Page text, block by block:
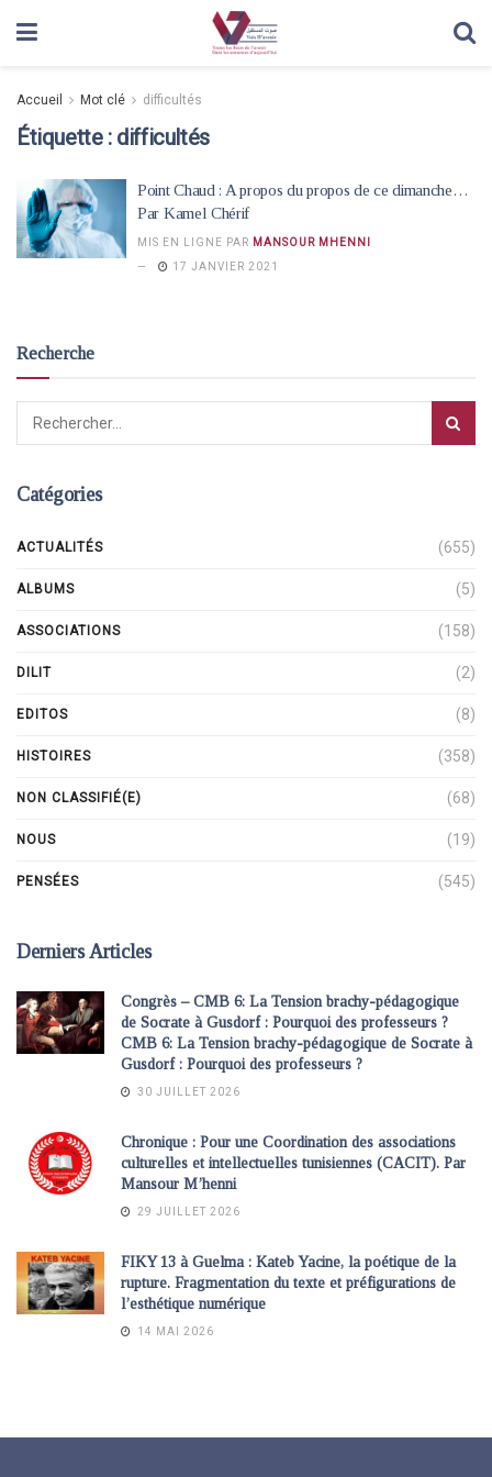
Accueil Mot clé difficultés
Étiquette : difficultés
Point Chaud : A propos du propos de ce dimanche…
Par Kamel Chérif
MIS EN LIGNE PAR MANSOUR MHENNI
17 JANVIER 2021
Recherche
Catégories
ACTUALITÉS (655)
ALBUMS (5)
ASSOCIATIONS (158)
DILIT (2)
EDITOS (8)
HISTOIRES (358)
NON CLASSIFIÉ(E) (68)
NOUS (19)
PENSÉES (545)
Derniers Articles
Congrès – CMB 6: La Tension brachy-pédagogique
de Socrate à Gusdorf : Pourquoi des professeurs ?
CMB 6: La Tension brachy-pédagogique de Socrate à
Gusdorf : Pourquoi des professeurs ?
30 JUILLET 2026
Chronique : Pour une Coordination des associations
culturelles et intellectuelles tunisiennes (CACIT). Par
Mansour M’henni
29 JUILLET 2026
FIKY 13 à Guelma : Kateb Yacine, la poétique de la
rupture. Fragmentation du texte et préfigurations de
l’esthétique numérique
14 MAI 2026